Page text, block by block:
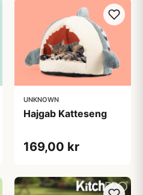
UNKNOWN
Hajgab Katteseng
169,00 kr